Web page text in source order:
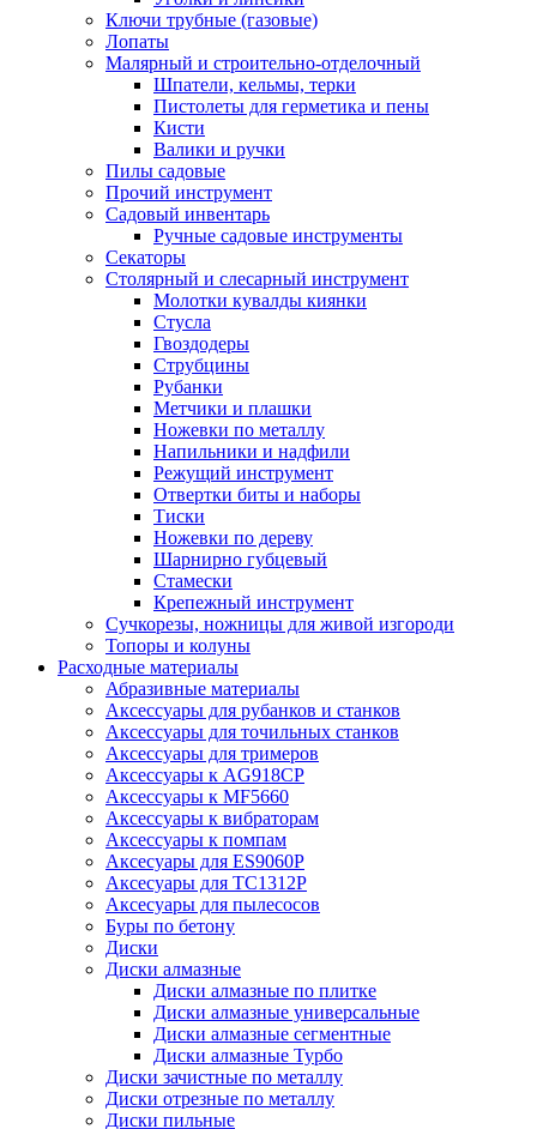
Ключи трубные (газовые)
Лопаты
Малярный и строительно-отделочный
Шпатели, кельмы, терки
Пистолеты для герметика и пены
Кисти
Валики и ручки
Пилы садовые
Прочий инструмент
Садовый инвентарь
Ручные садовые инструменты
Секаторы
Столярный и слесарный инструмент
Молотки кувалды киянки
Стусла
Гвоздодеры
Струбцины
Рубанки
Метчики и плашки
Ножевки по металлу
Напильники и надфили
Режущий инструмент
Отвертки биты и наборы
Тиски
Ножевки по дереву
Шарнирно губцевый
Стамески
Крепежный инструмент
Сучкорезы, ножницы для живой изгороди
Топоры и колуны
Расходные материалы
Абразивные материалы
Аксессуары для рубанков и станков
Аксессуары для точильных станков
Аксессуары для тримеров
Аксессуары к AG918CP
Аксессуары к MF5660
Аксессуары к вибраторам
Аксессуары к помпам
Аксесуары для ES9060P
Аксесуары для TC1312P
Аксесуары для пылесосов
Буры по бетону
Диски
Диски алмазные
Диски алмазные по плитке
Диски алмазные универсальные
Диски алмазные сегментные
Диски алмазные Турбо
Диски зачистные по металлу
Диски отрезные по металлу
Диски пильные